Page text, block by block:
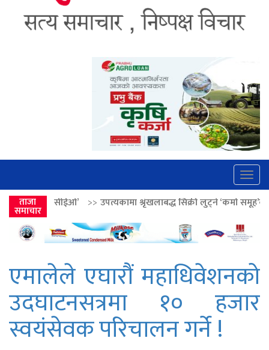
ताजा
समाचार
उपत्यकामा श्रृंखलाबद्ध सिक्री लुट्ने ‘कर्मा समूह’का नाइकेसहित पाँच पक्राउ
एमालेले एघारौं महाधिवेशनको
उदघाटनसत्रमा १० हजार
स्वयंसेवक परिचालन गर्ने !